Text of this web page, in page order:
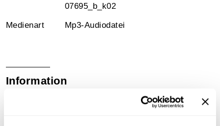
07695_b_k02
Medienart Mp3-Audiodatei
Information